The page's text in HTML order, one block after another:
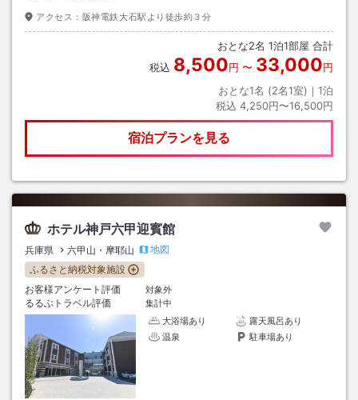
アクセス： 阪神電鉄大石駅より徒歩約３分
おとな2名 1泊1部屋 合計
税込 8,500円 〜 33,000円
おとな1名 (2名1室)｜ 1泊
税込 4,250円〜16,500円
宿泊プランを見る
ホテル神戸六甲迎賓館
兵庫県 六甲山・摩耶山
地図
ふるさと納税対象施設
お客様アンケート評価
対象外
るるぶトラベル評価
集計中
大浴場あり
露天風呂あり
温泉
駐車場あり